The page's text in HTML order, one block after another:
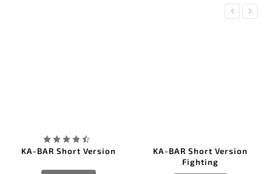
Previous
KA-BAR Short Version
Ka-Bar USSF Space-Bar
Next